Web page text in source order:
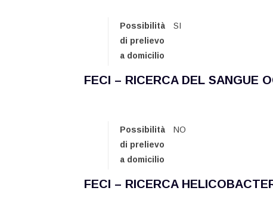
Possibilità
di prelievo
a domicilio
SI
FECI – RICERCA DEL SANGUE
Possibilità
di prelievo
a domicilio
NO
FECI – RICERCA